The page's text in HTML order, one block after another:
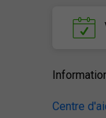
Centre